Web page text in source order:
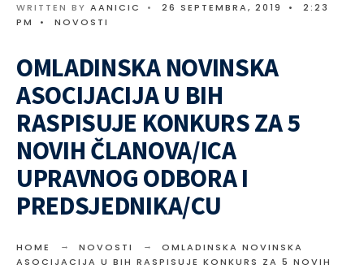
WRITTEN BY AANICIC • 26 SEPTEMBRA, 2019 •
2:23
PM
• NOVOSTI
OMLADINSKA NOVINSKA
ASOCIJACIJA U BIH
RASPISUJE KONKURS ZA 5
NOVIH ČLANOVA/ICA
UPRAVNOG ODBORA I
PREDSJEDNIKA/CU
HOME NOVOSTI
OMLADINSKA NOVINSKA
ASOCIJACIJA U BIH RASPISUJE KONKURS ZA 5 NOVIH